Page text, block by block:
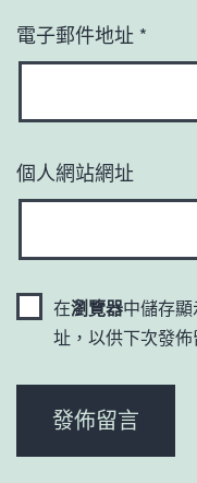
電子郵件地址 *
個人網站網址
在瀏覽器中儲存
址，以供下次發佈